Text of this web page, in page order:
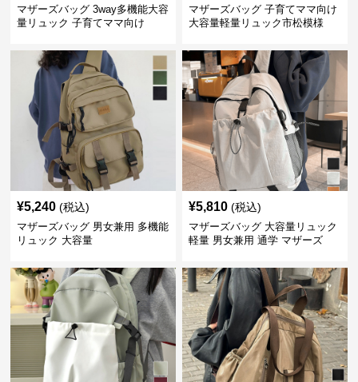
マザーズバッグ 3way多機能大容
量リュック 子育てママ向け
マザーズバッグ 子育てママ向け
大容量軽量リュック市松模様
¥5,240 (税込)
マザーズバッグ 男女兼用 多機能
リュック 大容量
¥5,810 (税込)
マザーズバッグ 大容量リュック
軽量 男女兼用 通学 マザーズ